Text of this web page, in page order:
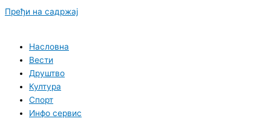
Пређи на садржај
Насловна
Вести
Друштво
Култура
Спорт
Инфо сервис